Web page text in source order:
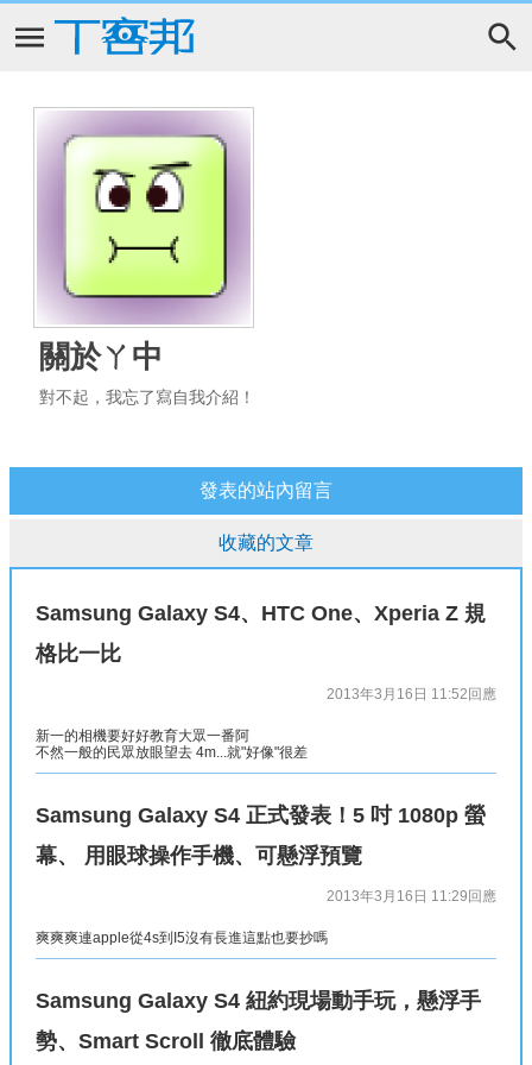
關於ㄚ中
對不起，我忘了寫自我介紹！
發表的站內留言
收藏的文章
Samsung Galaxy S4、HTC One、Xperia Z 規
格比一比
2013年3月16日 11:52 回應
新一的相機要好好教育大眾一番阿
不然一般的民眾放眼望去 4m...就"好像"很差
Samsung Galaxy S4 正式發表！5 吋 1080p 螢
幕、 用眼球操作手機、可懸浮預覽
2013年3月16日 11:29 回應
爽爽爽連apple從4s到I5沒有長進這點也要抄嗎
Samsung Galaxy S4 紐約現場動手玩，懸浮手
勢、Smart Scroll 徹底體驗